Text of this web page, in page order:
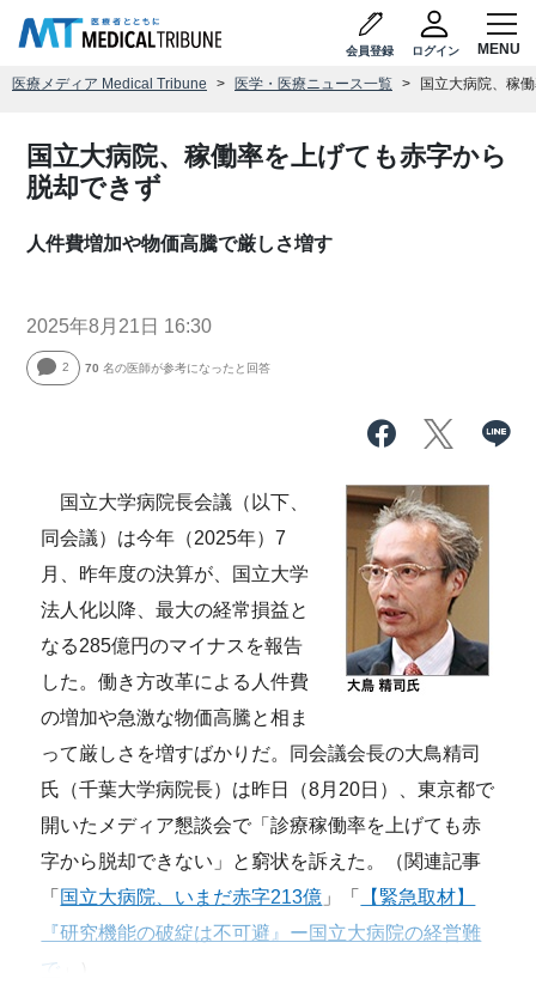
会員登録 ログイン
医療メディア Medical Tribune 医学・医療ニュース一覧 国立大病院、稼
国立大病院、稼働率を上げても赤字から
脱却できず
人件費増加や物価高騰で厳しさ増す
2025年8月21日 16:30
2 70 名の医師が参考になったと回答
国立大学病院長会議（以下、
同会議）は今年（2025年）7
月、昨年度の決算が、国立大学
法人化以降、最大の経常損益と
なる285億円のマイナスを報告
した。働き方改革による人件費
の増加や急激な物価高騰と相ま
って厳しさを増すばかりだ。同会議会長の大鳥精司
氏（千葉大学病院長）は昨日（8月20日）、東京都で
開いたメディア懇談会で「診療稼働率を上げても赤
字から脱却できない」と窮状を訴えた。（関連記事
「 国立大病院、いまだ赤字213億 」「
【緊急取材】
『研究機能の破綻は不可避』ー国立大病院の経営難
で